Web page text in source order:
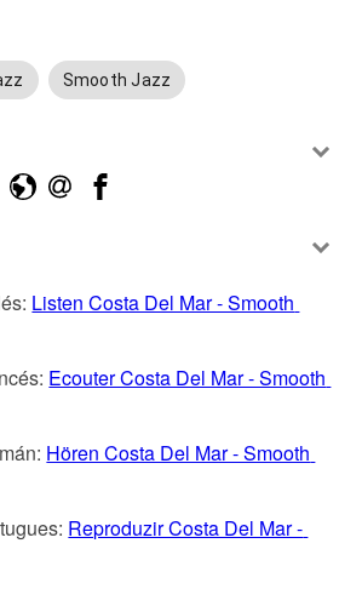
Smooth Jazz
Listen Costa Del Mar - Smooth
Ecouter Costa Del Mar - Smooth
Hören Costa Del Mar - Smooth
Reproduzir Costa Del Mar -